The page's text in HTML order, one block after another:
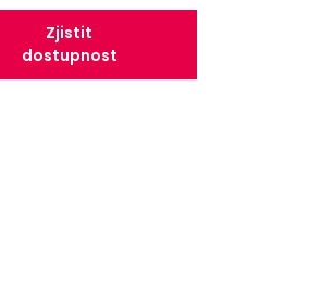
Zjistit
dostupnost